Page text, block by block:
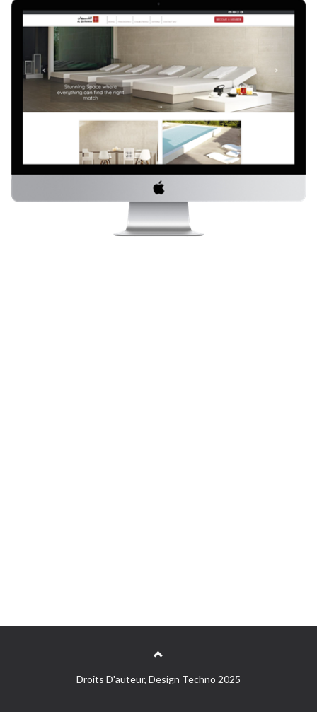
Alqairawan
Visitez le site Web
Droits D'auteur, Design Techno 2025